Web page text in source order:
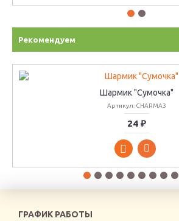
Рекомендуем
Шармик "Сумочка"
Артикул: CHARMA3
24 ₽
ГРАФИК РАБОТЫ